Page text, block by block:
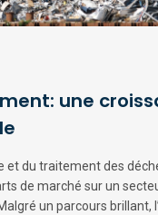
une
et du traitement des
de marché sur un
un parcours brillant,